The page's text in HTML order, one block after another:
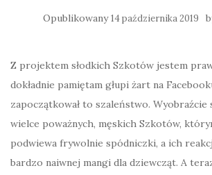
Opublikowany14 października 2019
Z projektem słodkich Szkotów jestem
dokładnie pamiętam głupi żart na
zapoczątkował to szaleństwo. Wyobraźcie
wielce poważnych, męskich Szkotów,
podwiewa frywolnie spódniczki, a ich
bardzo naiwnej mangi dla dziewcząt. A